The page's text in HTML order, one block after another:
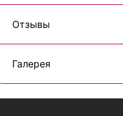
Отзывы
Галерея